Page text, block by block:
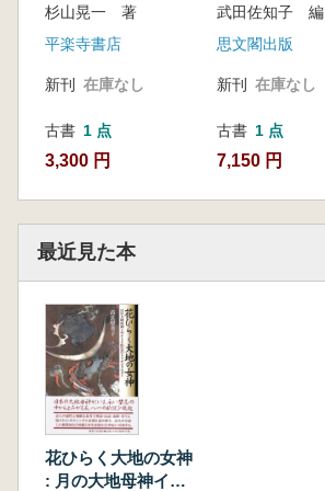
杉山晃一 著
平楽寺書店
新刊 在庫なし
古書 1 点
3,300 円
武田佐知子 編
思文閣出版
新刊 在庫なし
古書 1 点
7,150 円
最近見た本
花ひらく大地の女神
: 月の大地母神イザ